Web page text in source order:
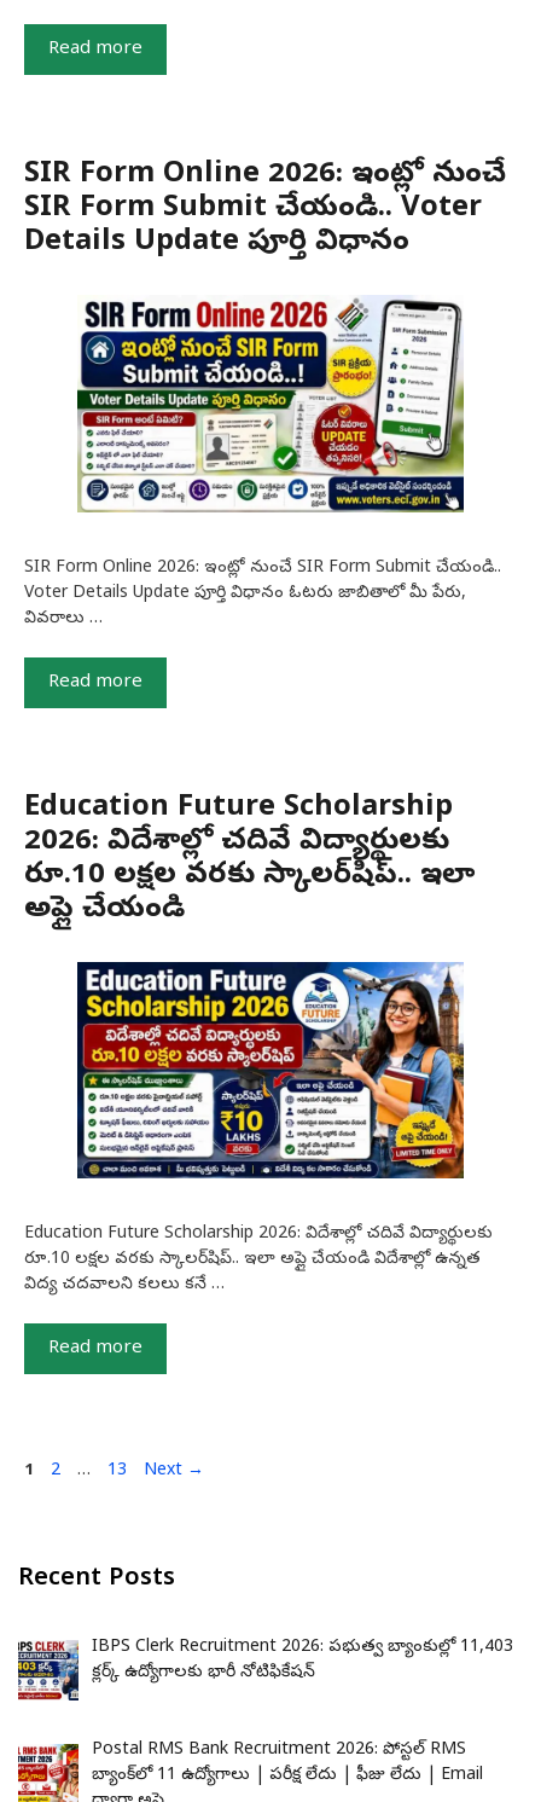
Read more
SIR Form Online 2026: ఇంట్లో నుంచే
SIR Form Submit చేయండి.. Voter
Details Update పూర్తి విధానం
SIR Form Online 2026: ఇంట్లో నుంచే SIR Form Submit చేయండి..
Voter Details Update పూర్తి విధానం ఓటరు జాబితాలో మీ పేరు,
వివరాలు …
Read more
Education Future Scholarship
2026: విదేశాల్లో చదివే విద్యార్థులకు
రూ.10 లక్షల వరకు స్కాలర్‌షిప్.. ఇలా
అప్లై చేయండి
Education Future Scholarship 2026: విదేశాల్లో చదివే విద్యార్థులకు
రూ.10 లక్షల వరకు స్కాలర్‌షిప్.. ఇలా అప్లై చేయండి విదేశాల్లో ఉన్నత
విద్య చదవాలని కలలు కనే …
Read more
Page
1 Page
2 … Page
13 Next →
Recent Posts
IBPS Clerk Recruitment 2026: ప్రభుత్వ బ్యాంకుల్లో 11,403
క్లర్క్ ఉద్యోగాలకు భారీ నోటిఫికేషన్
Postal RMS Bank Recruitment 2026: పోస్టల్ RMS
బ్యాంక్‌లో 11 ఉద్యోగాలు | పరీక్ష లేదు | ఫీజు లేదు | Email